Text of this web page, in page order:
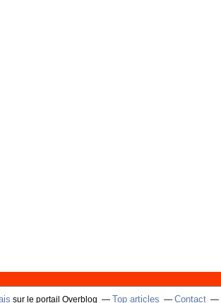
sur le portail Overblog Top articles Contact